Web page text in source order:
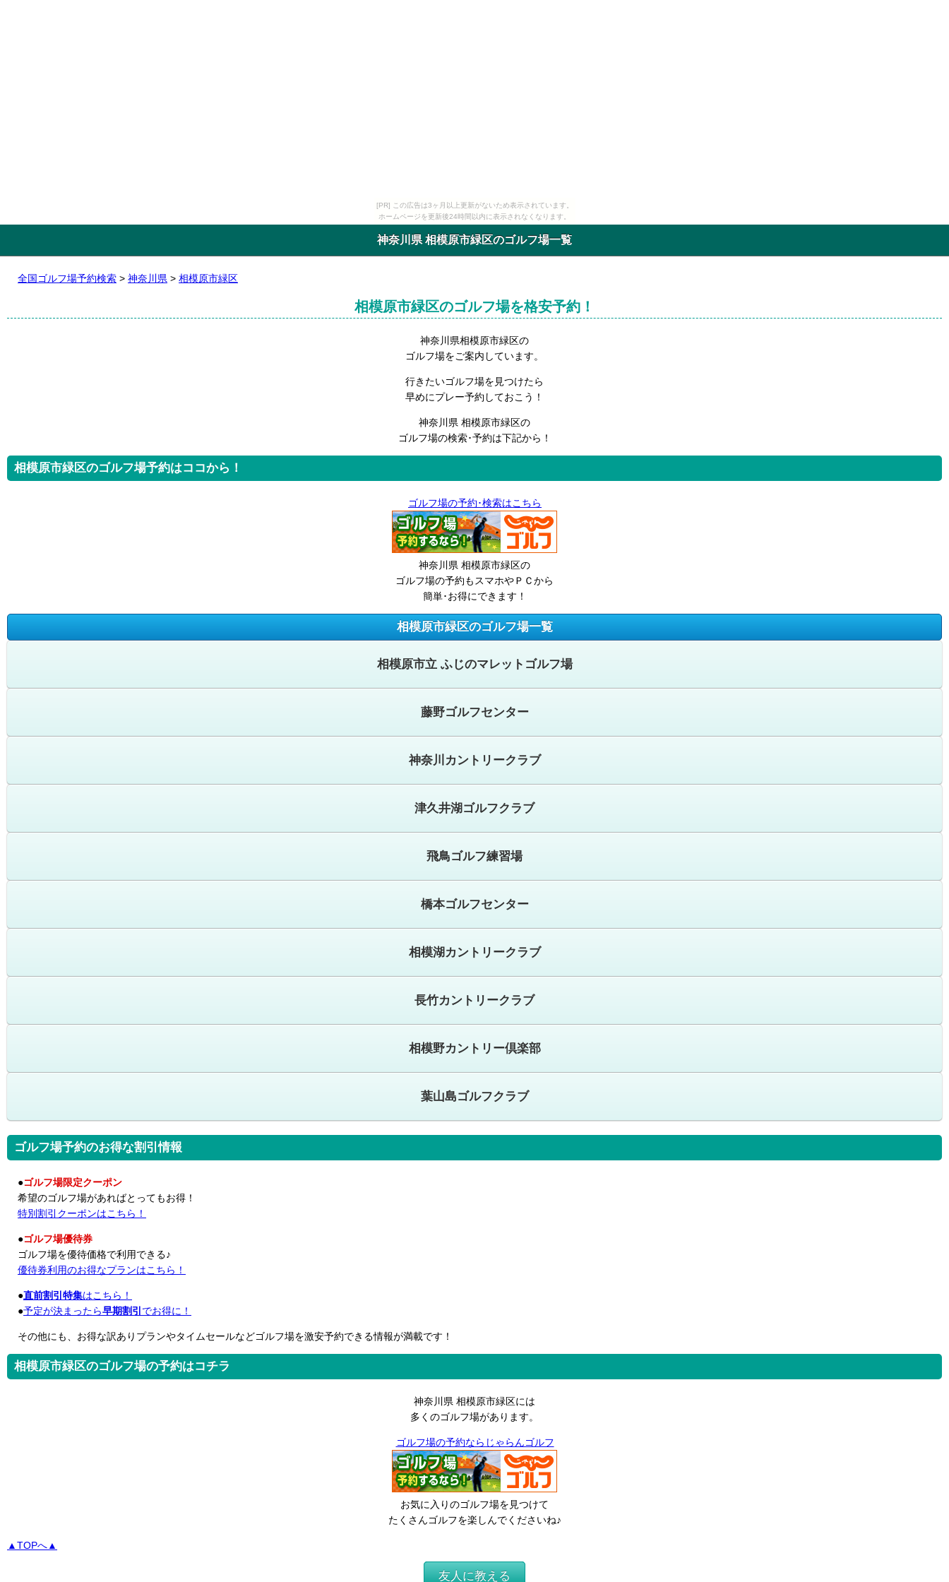
[PR] この広告は3ヶ月以上更新がないため表示されています。
ホームページを更新後24時間以内に表示されなくなります。
神奈川県 相模原市緑区のゴルフ場一覧
全国ゴルフ場予約検索 > 神奈川県 > 相模原市緑区
相模原市緑区のゴルフ場を格安予約！
神奈川県相模原市緑区の
ゴルフ場をご案内しています。
行きたいゴルフ場を見つけたら
早めにプレー予約しておこう！
神奈川県 相模原市緑区の
ゴルフ場の検索･予約は下記から！
相模原市緑区のゴルフ場予約はココから！
ゴルフ場の予約･検索はこちら
神奈川県 相模原市緑区の
ゴルフ場の予約もスマホやＰＣから
簡単･お得にできます！
相模原市緑区のゴルフ場一覧
相模原市立 ふじのマレットゴルフ場
藤野ゴルフセンター
神奈川カントリークラブ
津久井湖ゴルフクラブ
飛鳥ゴルフ練習場
橋本ゴルフセンター
相模湖カントリークラブ
長竹カントリークラブ
相模野カントリー倶楽部
葉山島ゴルフクラブ
ゴルフ場予約のお得な割引情報
●ゴルフ場限定クーポン
希望のゴルフ場があればとってもお得！
特別割引クーポンはこちら！
●ゴルフ場優待券
ゴルフ場を優待価格で利用できる♪
優待券利用のお得なプランはこちら！
●直前割引特集はこちら！
●予定が決まったら早期割引 でお得に！
その他にも、お得な訳ありプランやタイムセールなどゴルフ場を激安予約できる情報が満載です！
相模原市緑区のゴルフ場の予約はコチラ
神奈川県 相模原市緑区には
多くのゴルフ場があります。
ゴルフ場の予約ならじゃらんゴルフ
お気に入りのゴルフ場を見つけて
たくさんゴルフを楽しんでくださいね♪
▲TOPへ▲
友人に教える